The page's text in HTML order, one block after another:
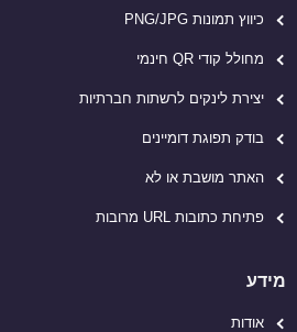
כיווץ תמונות PNG/JPG
מחולל קודי QR חינמי
יצירת לינקים לרשתות חברתיות
בודק תפוגת דומיינים
האתר מושבת או לא
פתיחת כתובות URL מרובות
מידע
אודות